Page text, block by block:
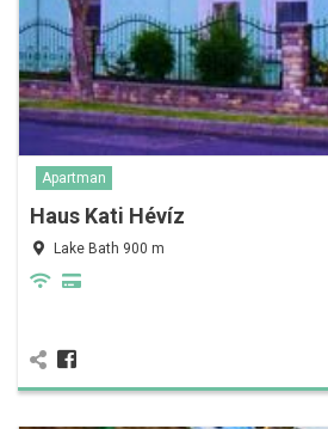
Apartman
Haus Kati Hévíz
Lake Bath 900 m